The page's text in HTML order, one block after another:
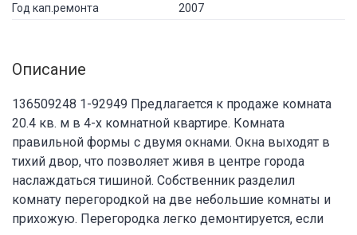
Год кап.ремонта 2007
Описание
136509248 1-92949 Предлагается к продаже комната
20.4 кв. м в 4-х комнатной квартире. Комната
правильной формы с двумя окнами. Окна выходят в
тихий двор, что позволяет живя в центре города
наслаждаться тишиной. Собственник разделил
комнату перегородкой на две небольшие комнаты и
прихожую. Перегородка легко демонтируется, если